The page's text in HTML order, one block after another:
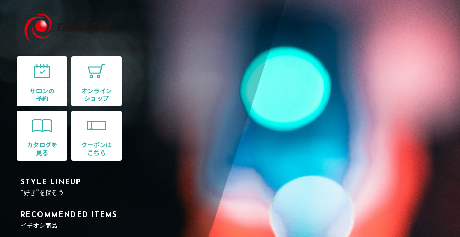
サロンの
予約
オンライン
ショップ
カタログを
見る
クーポンは
こちら
STYLE LINEUP
“好き”を探そう
RECOMMENDED ITEMS
イチオシ商品